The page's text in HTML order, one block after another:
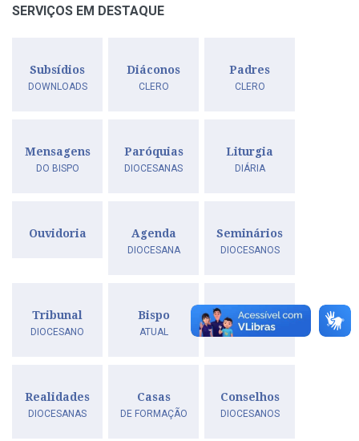
SERVIÇOS EM DESTAQUE
Subsídios
DOWNLOADS
Diáconos
CLERO
Padres
CLERO
Mensagens
DO BISPO
Paróquias
DIOCESANAS
Liturgia
DIÁRIA
Ouvidoria Agenda
DIOCESANA
Seminários
DIOCESANOS
Tribunal
DIOCESANO
Bispo
ATUAL
Bispo
ANTERIORES
Realidades
DIOCESANAS
Casas
DE FORMAÇÃO
Conselhos
DIOCESANOS